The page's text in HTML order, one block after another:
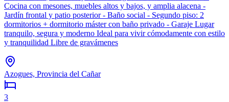
Cocina con mesones, muebles altos y bajos, y amplia alacena -
Jardín frontal y patio posterior - Baño social - Segundo piso: 2
dormitorios + dormitorio máster con baño privado - Garaje Lugar
tranquilo, segura y moderno Ideal para vivir cómodamente con estilo
y tranquilidad Libre de gravámenes
Azogues, Provincia del Cañar
3